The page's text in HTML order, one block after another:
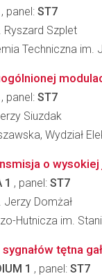
, panel: ST7
Ryszard Szplet
Techniczna im.
, panel: ST7
Siuzdak
Wydział
o
1 , panel: ST7
Jerzy Domżał
Hutnicza im.
sygnałów tętna
1 , panel: ST7